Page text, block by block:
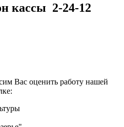
кассы 2-24-12
Вас оценить работу нашей